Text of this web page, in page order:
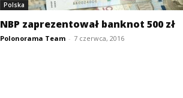
Polska
NBP zaprezentował banknot 500 zł
Polonorama Team - 7 czerwca, 2016